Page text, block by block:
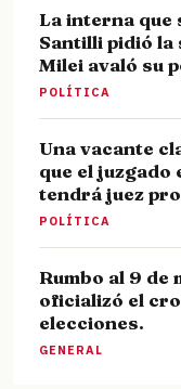
La interna que
Santilli pidió la
Milei avaló su
POLÍTICA
Una vacante
que el juzgado
tendrá juez
POLÍTICA
Rumbo al 9 de
oficializó el
elecciones.
GENERAL